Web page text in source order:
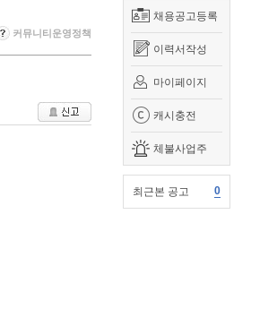
채용공고등록
이력서작성
마이페이지
캐시충전
체불사업주
최근본 공고 0
커뮤니티운영정책